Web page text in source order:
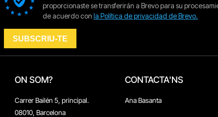
ON SOM?
Carrer Bailén 5, principal.
08010, Barcelona
CONTACTA'NS
Ana Basanta